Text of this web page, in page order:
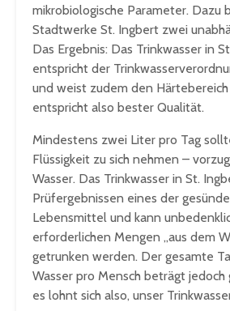
mikrobiologische Parameter. Dazu
Stadtwerke St. Ingbert zwei
Das Ergebnis: Das Trinkwasser in
entspricht der
und weist zudem den Härtebereich
entspricht also bester Qualität.
Mindestens zwei Liter pro Tag
Flüssigkeit zu sich nehmen –
Wasser. Das Trinkwasser in St.
Prüfergebnissen eines der
Lebensmittel und kann
erforderlichen Mengen „aus dem
getrunken werden. Der gesamte
Wasser pro Mensch beträgt jedoch
es lohnt sich also, unser